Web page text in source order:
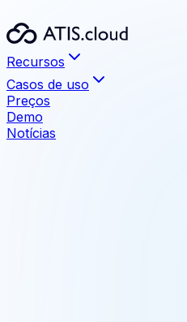
Recursos
Casos de uso
Preços
Demo
Notícias